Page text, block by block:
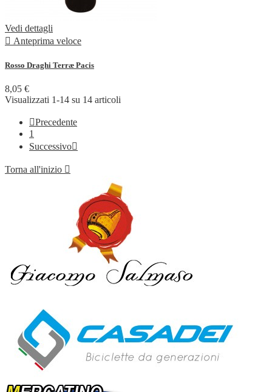
Vedi dettagli
 Anteprima veloce
Rosso Draghi Terræ Pacis
8,05 €
Visualizzati 1-14 su 14 articoli
Precedente
1
Successivo
Torna all'inizio 